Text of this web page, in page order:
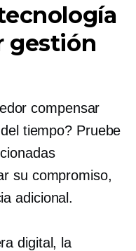
gestión
compensar
tiempo? Pruebe
su compromiso,
adicional.
digital, la